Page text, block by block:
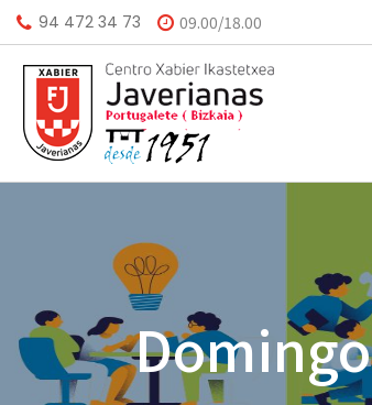
94 472 34 73 09.00/18.00
VISIÓN
Domingo